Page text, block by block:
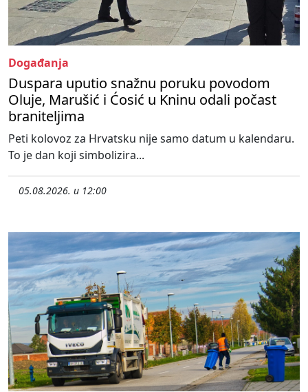
Događanja
Duspara uputio snažnu poruku povodom
Oluje, Marušić i Ćosić u Kninu odali počast
braniteljima
Peti kolovoz za Hrvatsku nije samo datum u kalendaru.
To je dan koji simbolizira...
05.08.2026. u 12:00